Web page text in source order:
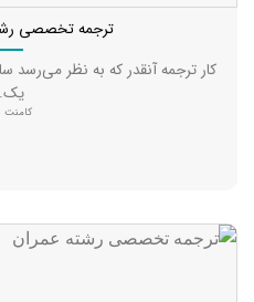
ترجمه تخصصی
کار ترجمه آنقدر که به نظر می‌رسد
کامنت